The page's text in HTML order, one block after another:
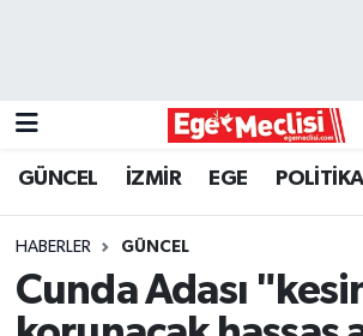
GÜNCEL İZMİR EGE POLİTİKA
HABERLER GÜNCEL
Cunda Adası
GÜNCEL
İZMİR